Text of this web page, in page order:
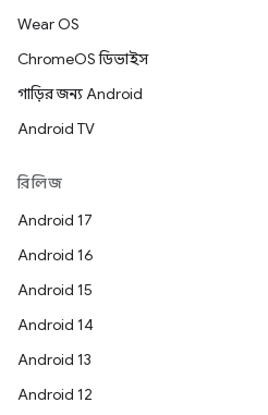
Wear OS
ChromeOS ডিভাইস
গাড়ির জন্য Android
Android TV
রিলিজ
Android 17
Android 16
Android 15
Android 14
Android 13
Android 12